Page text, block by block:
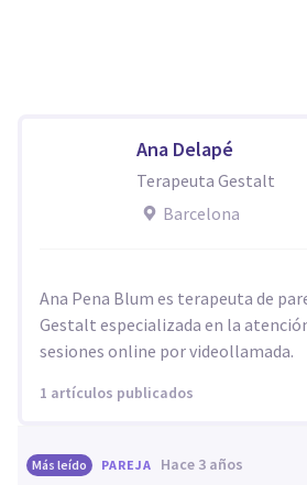
Ana Delapé
Terapeuta Gestalt
Barcelona
Ana Pena Blum es terapeuta de
Gestalt especializada en la
sesiones online por videollamada.
1 artículos publicados
Más leído PAREJA hace 3 años